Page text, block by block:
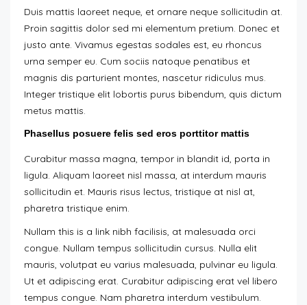
Duis mattis laoreet neque, et ornare neque sollicitudin at.
Proin sagittis dolor sed mi elementum pretium. Donec et
justo ante. Vivamus egestas sodales est, eu rhoncus
urna semper eu. Cum sociis natoque penatibus et
magnis dis parturient montes, nascetur ridiculus mus.
Integer tristique elit lobortis purus bibendum, quis dictum
metus mattis.
Phasellus posuere felis sed eros porttitor mattis
Curabitur massa magna, tempor in blandit id, porta in
ligula. Aliquam laoreet nisl massa, at interdum mauris
sollicitudin et. Mauris risus lectus, tristique at nisl at,
pharetra tristique enim.
Nullam this is a link nibh facilisis, at malesuada orci
congue. Nullam tempus sollicitudin cursus. Nulla elit
mauris, volutpat eu varius malesuada, pulvinar eu ligula.
Ut et adipiscing erat. Curabitur adipiscing erat vel libero
tempus congue. Nam pharetra interdum vestibulum.